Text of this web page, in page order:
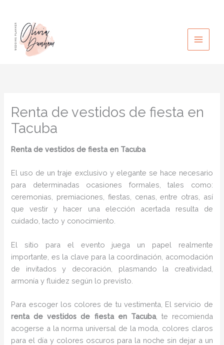
contenido
Renta de vestidos de fiesta en
Tacuba
Renta de vestidos de fiesta en Tacuba
El uso de un traje exclusivo y elegante se hace necesario
para determinadas ocasiones formales, tales como:
ceremonias, premiaciones, fiestas, cenas, entre otras, así
que vestir y hacer una elección acertada resulta de
cuidado, tacto y conocimiento.
El sitio para el evento juega un papel realmente
importante, es la clave para la coordinación, acomodación
de invitados y decoración, plasmando la creatividad,
armonía y fluidez según lo previsto.
Para escoger los colores de tu vestimenta, El servicio de
renta de vestidos de fiesta en Tacuba, te recomienda
acogerse a la norma universal de la moda, colores claros
para el día y colores oscuros para la noche sin dejar a un